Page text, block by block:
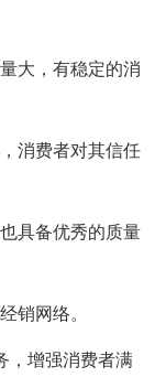
大，有稳定的消
消费者对其信任
具备优秀的质量
销网络。
，增强消费者满